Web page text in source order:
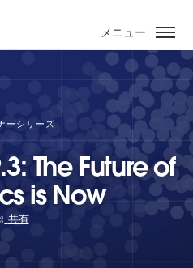
メニュー
ーシリーズ
The Future of
is Now
共有